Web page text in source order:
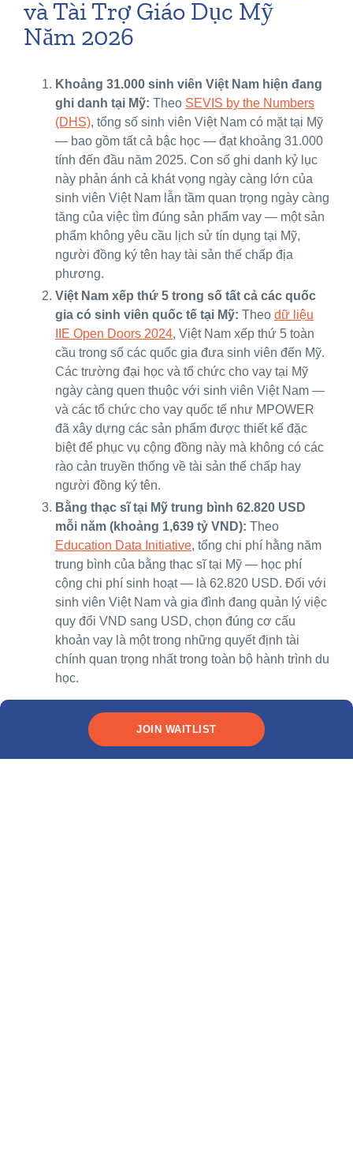
và Tài Trợ Giáo Dục Mỹ
Năm 2026
Khoảng 31.000 sinh viên Việt Nam hiện đang
ghi danh tại Mỹ: Theo SEVIS by the Numbers
(DHS), tổng số sinh viên Việt Nam có mặt tại Mỹ
— bao gồm tất cả bậc học — đạt khoảng 31.000
tính đến đầu năm 2025. Con số ghi danh kỷ lục
này phản ánh cả khát vọng ngày càng lớn của
sinh viên Việt Nam lẫn tầm quan trọng ngày càng
tăng của việc tìm đúng sản phẩm vay — một sản
phẩm không yêu cầu lịch sử tín dụng tại Mỹ,
người đồng ký tên hay tài sản thế chấp địa
phương.
Việt Nam xếp thứ 5 trong số tất cả các quốc
gia có sinh viên quốc tế tại Mỹ: Theo dữ liệu
IIE Open Doors 2024, Việt Nam xếp thứ 5 toàn
cầu trong số các quốc gia đưa sinh viên đến Mỹ.
Các trường đại học và tổ chức cho vay tại Mỹ
ngày càng quen thuộc với sinh viên Việt Nam —
và các tổ chức cho vay quốc tế như MPOWER
đã xây dựng các sản phẩm được thiết kế đặc
biệt để phục vụ cộng đồng này mà không có các
rào cản truyền thống về tài sản thế chấp hay
người đồng ký tên.
Bằng thạc sĩ tại Mỹ trung bình 62.820 USD
mỗi năm (khoảng 1,639 tỷ VND): Theo
Education Data Initiative, tổng chi phí hằng năm
trung bình của bằng thạc sĩ tại Mỹ — học phí
cộng chi phí sinh hoạt — là 62.820 USD. Đối với
sinh viên Việt Nam và gia đình đang quản lý việc
quy đổi VND sang USD, chọn đúng cơ cấu
khoản vay là một trong những quyết định tài
chính quan trọng nhất trong toàn bộ hành trình du
học.
Các Lựa Chọn Vay Dành Cho
Sinh Viên Việt Nam Có Kế
JOIN WAITLIST